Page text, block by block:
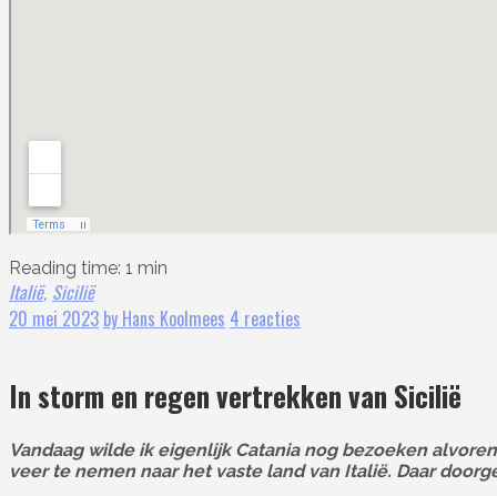
Reading time: 1 min
Italië, Sicilië
20 mei 2023 by Hans Koolmees 4 reacties
In storm en regen vertrekken van Sicilië
Vandaag wilde ik eigenlijk Catania nog bezoeken
veer te nemen naar het vaste land van Italië. Daar